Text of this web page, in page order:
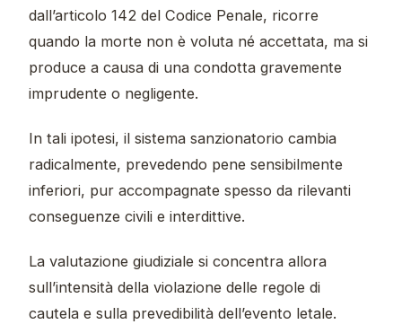
dall’articolo 142 del Codice Penale, ricorre
quando la morte non è voluta né accettata, ma si
produce a causa di una condotta gravemente
imprudente o negligente.
In tali ipotesi, il sistema sanzionatorio cambia
radicalmente, prevedendo pene sensibilmente
inferiori, pur accompagnate spesso da rilevanti
conseguenze civili e interdittive.
La valutazione giudiziale si concentra allora
sull’intensità della violazione delle regole di
cautela e sulla prevedibilità dell’evento letale.